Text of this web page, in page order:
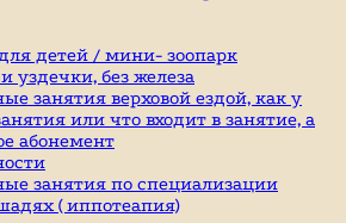
детей / мини- зоопарк
уздечки, без железа
занятия верховой ездой, как у
или что входит в занятие, а
абонемент
занятия по специализации
( иппотеапия)